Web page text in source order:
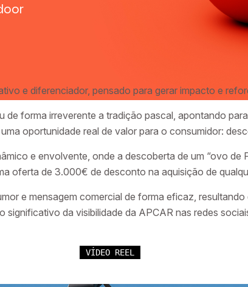
e diferenciador, pensado para gerar impacto e
de forma irreverente a tradição pascal, apontando
oportunidade real de valor para o consumidor:
e envolvente, onde a descoberta de um “ovo de
oferta de 3.000€ de desconto na aquisição de
e mensagem comercial de forma eficaz,
significativo da visibilidade da APCAR nas redes
VÍDEO REEL